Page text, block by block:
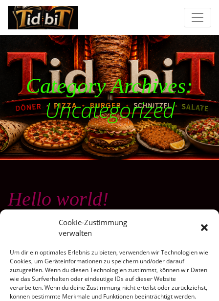
Cookie-Zustimmung
verwalten
Um dir ein optimales Erlebnis zu bieten, verwenden wir Technologien wie
Cookies, um Geräteinformationen zu speichern und/oder darauf
zuzugreifen. Wenn du diesen Technologien zustimmst, können wir Daten
wie das Surfverhalten oder eindeutige IDs auf dieser Website
verarbeiten. Wenn du deine Zustimmung nicht erteilst oder zurückziehst,
können bestimmte Merkmale und Funktionen beeinträchtigt werden.
Category Archives:
Uncategorized
Hello world!
Welcome to WordPress. This is your first post. Edit or
delete it, then start writing!
Posted by dadmin on3. Mai 2019.Posted in
Uncategorized.1 Kommentarzu
Hello